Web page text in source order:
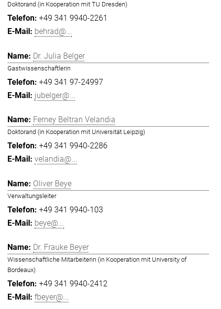
Doktorand (in Kooperation mit TU Dresden)
+49 341 9940-2261
behrad@...
Dr. Julia Belger
Gastwissenschaftlerin
+49 341 97-24997
jubelger@...
Ferney Beltran Velandia
Doktorand (in Kooperation mit Universität Leipzig)
+49 341 9940-2286
velandia@...
Oliver Beye
Verwaltungsleiter
+49 341 9940-103
beye@...
Dr. Frauke Beyer
Wissenschaftliche Mitarbeiterin (in Kooperation mit University of
Bordeaux)
+49 341 9940-2412
fbeyer@...